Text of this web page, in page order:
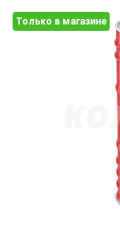
Только в магазине